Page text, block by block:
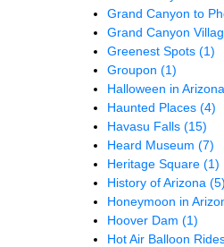
Grand Canyon to
Grand Canyon
Greenest Spots (1)
Groupon (1)
Halloween in Arizona
Haunted Places (4)
Havasu Falls (15)
Heard Museum (7)
Heritage Square (1)
History of Arizona (5)
Honeymoon in
Hoover Dam (1)
Hot Air Balloon